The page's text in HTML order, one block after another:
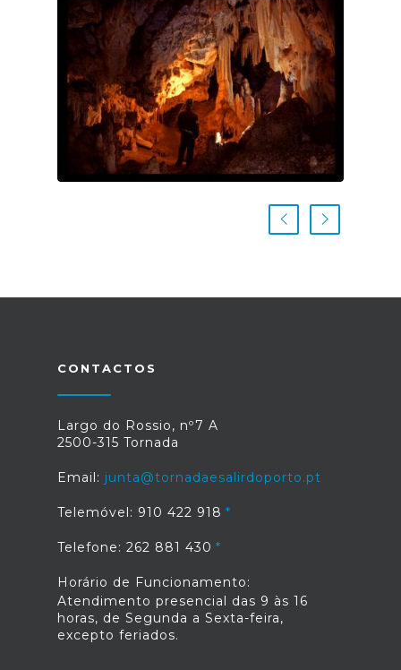
CONTACTOS
Largo do Rossio, nº7 A
2500-315 Tornada
Email: junta@tornadaesalirdoporto.pt
Telemóvel: 910 422 918
Telefone: 262 881 430
Horário de Funcionamento:
Atendimento presencial das 9 às 16
horas, de Segunda a Sexta-feira,
excepto feriados.